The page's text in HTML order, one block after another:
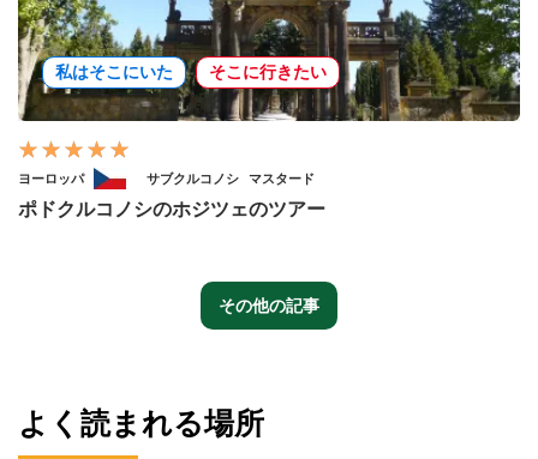
私はそこにいた そこに行きたい
ヨーロッパ サブクルコノシ マスタード
ポドクルコノシのホジツェのツアー
その他の記事
よく読まれる場所